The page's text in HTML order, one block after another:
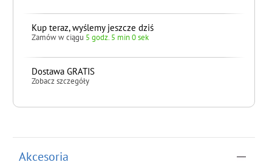
Kup teraz, wyślemy jeszcze dziś
Zamów w ciągu 5 godz. 4 min 59 sek
Dostawa GRATIS
Zobacz szczegóły
Akcesoria